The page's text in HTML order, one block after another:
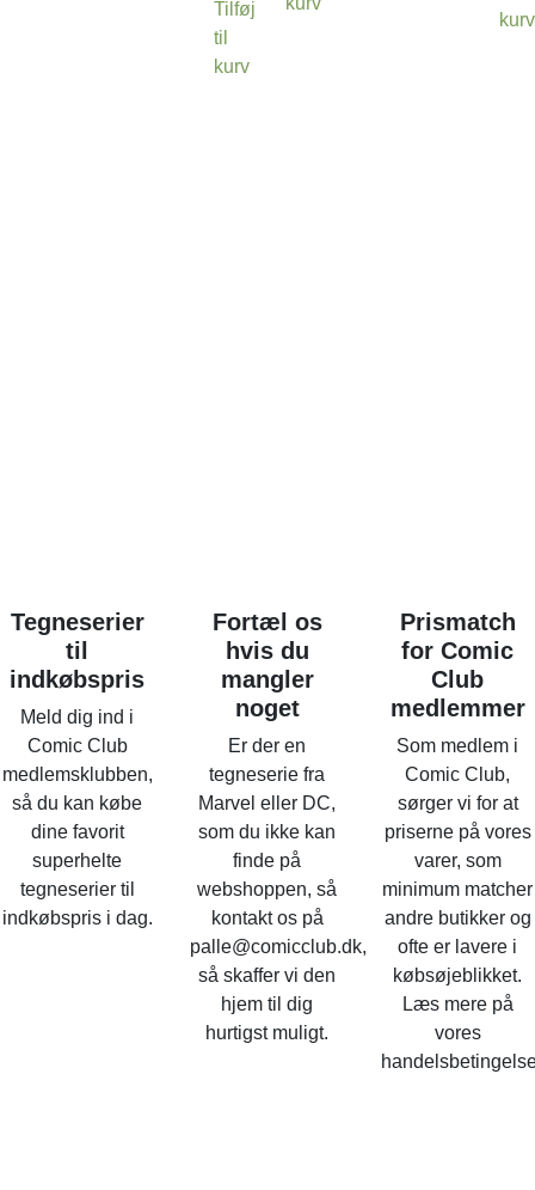
Tilføj
til
kurv
kurv
Tegneserier
til
indkøbspris
Meld dig ind i
Comic Club
medlemsklubben,
så du kan købe
dine favorit
superhelte
tegneserier til
indkøbspris i dag.
Fortæl os
hvis du
mangler
noget
Er der en
tegneserie fra
Marvel eller DC,
som du ikke kan
finde på
webshoppen, så
kontakt os på
palle@comicclub.dk,
så skaffer vi den
hjem til dig
hurtigst muligt.
Prismatch
for Comic
Club
medlemmer
Som medlem i
Comic Club,
sørger vi for at
priserne på vores
varer, som
minimum matcher
andre butikker og
ofte er lavere i
købsøjeblikket.
Læs mere på
vores